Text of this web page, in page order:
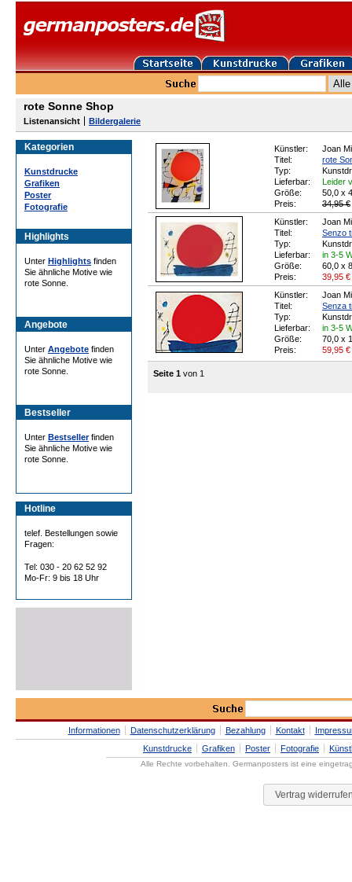
rote Sonne Shop
Listenansicht Bildergalerie
Kategorien
Kunstdrucke
Grafiken
Poster
Fotografie
Highlights
Unter Highlights finden
Sie ähnliche Motive wie
rote Sonne.
Angebote
Unter Angebote finden
Sie ähnliche Motive wie
rote Sonne.
Bestseller
Unter Bestsellerfinden
Sie ähnliche Motive wie
rote Sonne.
Hotline
telef. Bestellungen sowie
Fragen:
Tel: 030 - 20 62 52 92
Mo-Fr: 9 bis 18 Uhr
Künstler:
Joan
Titel:
rote
Typ:
Lieferbar:
Leider
Größe:
50,0 x
Preis:
34,95 €
Künstler:
Joan
Titel:
Senzo
Typ:
Lieferbar:
in 3-5
Größe:
60,0 x
Preis:
39,95 €
Künstler:
Joan
Titel:
Senza
Typ:
Lieferbar:
in 3-5
Größe:
70,0 x
Preis:
59,95 €
Seite 1 von 1
Informationen Datenschutzerklärung Bezahlung Kontakt
Kunstdrucke
Grafiken Poster Fotografie
Alle Rechte vorbehalten. Germanposters ist eine
Vertrag